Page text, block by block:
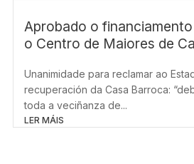
Aprobado o
o Centro de Maiores de
Unanimidade para reclamar ao
recuperación da Casa Barroca:
toda a veciñanza de...
LER MÁIS